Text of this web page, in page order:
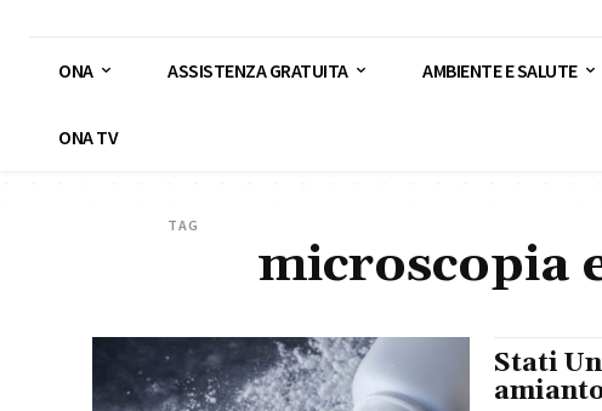
ONA ASSISTENZA GRATUITA AMBIENTE E SALUTE
ONA TV
TAG
microscopia
Stati